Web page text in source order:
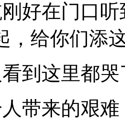
在门口听
，给你们
这里都哭
来的艰难